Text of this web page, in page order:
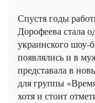
Спустя годы
Дорофеева стала
украинского шоу-
появлялись и в
представала в
для группы
хотя и стоит